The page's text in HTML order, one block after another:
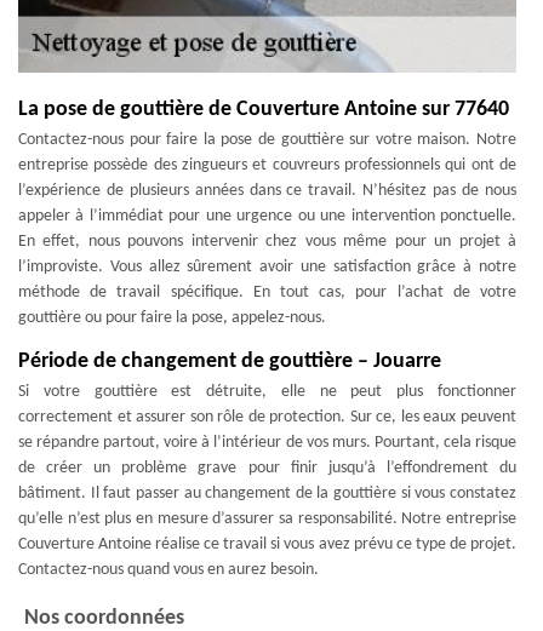
La pose de gouttière de Couverture Antoine sur 77640
Contactez-nous pour faire la pose de gouttière sur votre maison. Notre
entreprise possède des zingueurs et couvreurs professionnels qui ont de
l’expérience de plusieurs années dans ce travail. N’hésitez pas de nous
appeler à l’immédiat pour une urgence ou une intervention ponctuelle.
En effet, nous pouvons intervenir chez vous même pour un projet à
l’improviste. Vous allez sûrement avoir une satisfaction grâce à notre
méthode de travail spécifique. En tout cas, pour l’achat de votre
gouttière ou pour faire la pose, appelez-nous.
Période de changement de gouttière – Jouarre
Si votre gouttière est détruite, elle ne peut plus fonctionner
correctement et assurer son rôle de protection. Sur ce, les eaux peuvent
se répandre partout, voire à l’intérieur de vos murs. Pourtant, cela risque
de créer un problème grave pour finir jusqu’à l’effondrement du
bâtiment. Il faut passer au changement de la gouttière si vous constatez
qu’elle n’est plus en mesure d’assurer sa responsabilité. Notre entreprise
Couverture Antoine réalise ce travail si vous avez prévu ce type de projet.
Contactez-nous quand vous en aurez besoin.
Nos coordonnées